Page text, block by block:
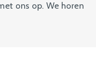
ons op. We horen